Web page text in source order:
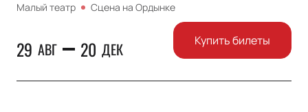
Малый театр Сцена на Ордынке
29 АВГ 20 ДЕК Купить билеты